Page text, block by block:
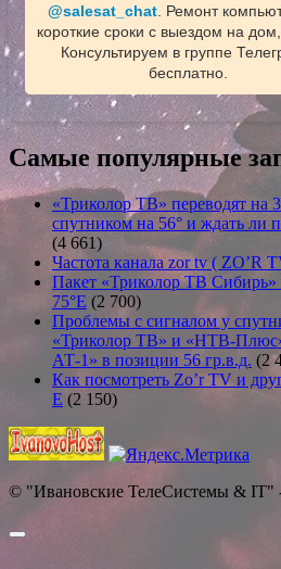
@salesat_chat. Ремонт
короткие сроки с выездом на
Консультируем в группе
бесплатно.
Самые популярные
«Триколор ТВ» переводят на
спутником на 56° и ждать ли
(4 661)
Частота канала zor tv ( ZO’R
Пакет «Триколор ТВ Сибирь»
75°E (2 700)
Проблемы с сигналом у
«Триколор ТВ» и «НТВ-
АТ-1» в позиции 56 гр.в.д. (2
Как посмотреть Zo’r TV и
E (2 150)
© "Ивановские ТелеСистемы & IT" -
Прокрутить